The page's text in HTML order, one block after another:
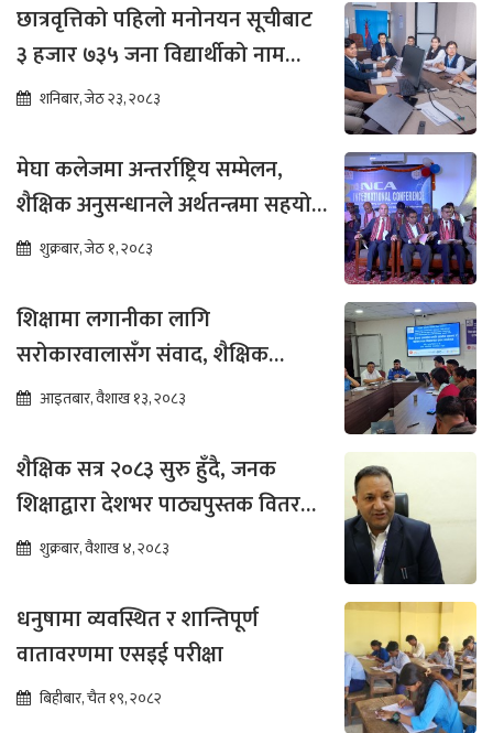
छात्रवृत्तिको पहिलो मनोनयन सूचीबाट
३ हजार ७३५ जना विद्यार्थीको नाम
भर्नाका लागि सिफारिस
शनिबार, जेठ २३, २०८३
मेघा कलेजमा अन्तर्राष्ट्रिय सम्मेलन,
शैक्षिक अनुसन्धानले अर्थतन्त्रमा सहयोग
पुग्ने विश्वास
शुक्रबार, जेठ १, २०८३
शिक्षामा लगानीका लागि
सरोकारवालासँग संवाद, शैक्षिक
सुधारमा जोड
आइतबार, वैशाख १३, २०८३
शैक्षिक सत्र २०८३ सुरु हुँदै, जनक
शिक्षाद्वारा देशभर पाठ्यपुस्तक वितरण
तीव्रशुक्रबार, वैशाख ४, २०८३
धनुषामा व्यवस्थित र शान्तिपूर्ण
वातावरणमा एसइई परीक्षा
बिहीबार, चैत १९, २०८२